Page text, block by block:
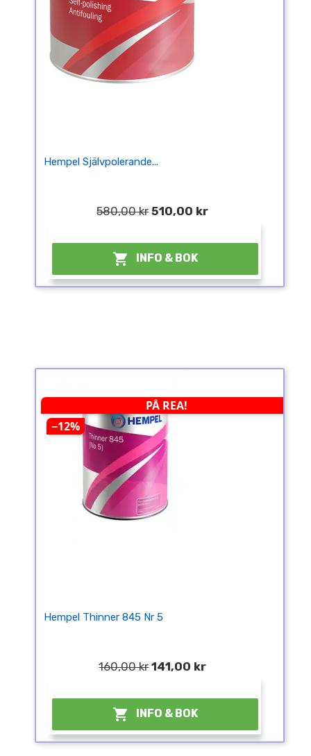
Hempel Självpolerande...
580,00 kr 510,00 kr
 INFO & BOK
PÅ REA!
−12%
Hempel Thinner 845 Nr 5
160,00 kr 141,00 kr
 INFO & BOK